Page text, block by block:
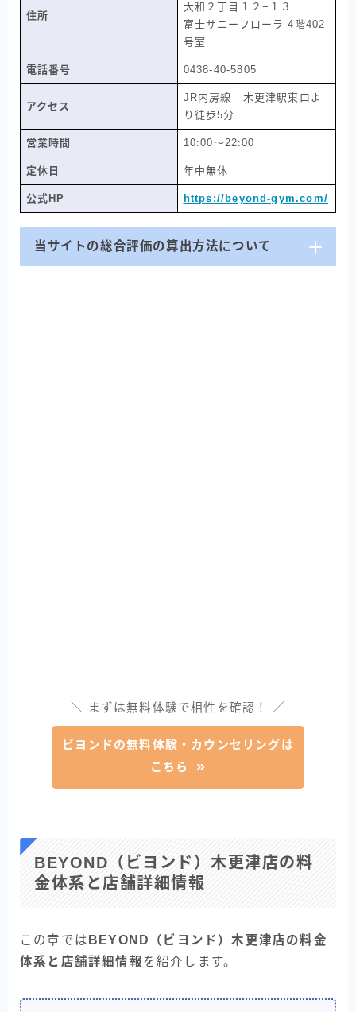
住所
大和２丁目１２−１３
富士サニーフローラ 4階402
号室
電話番号 0438-40-5805
アクセス
JR内房線 木更津駅東口よ
り徒歩5分
営業時間 10:00〜22:00
定休日 年中無休
公式HP https://beyond-gym.com/
当サイトの総合評価の算出方法について
＼ まずは無料体験で相性を確認！ ／
ビヨンドの無料体験・カウンセリングは
こちら
BEYOND（ビヨンド）木更津店の料
金体系と店舗詳細情報
この章では BEYOND（ビヨンド）木更津店の料金
体系と店舗詳細情報を紹介します。